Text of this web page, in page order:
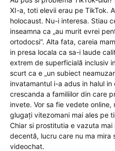
XI-a, toti elevii erau pe TikTok.
holocaust. Nu-i interesa. Stiau
inseamna ca „au murit evrei
ortodocsi”. Alta fata, careia
in presa locala ca sa-i laude
extrem de superficială inclusiv
scurt ca e „un subiect
invatamantul i-a adus in halul
crescanda a familiilor din care
invete. Vor sa fie vedete
glugați vitezomani mai ales pe
Chiar si prostitutia e vazuta
decentă, lucru care nu ma mira
videochat.